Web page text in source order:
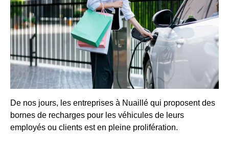
De nos jours, les entreprises à Nuaillé qui proposent des
bornes de recharges pour les véhicules de leurs
employés ou clients est en pleine prolifération.